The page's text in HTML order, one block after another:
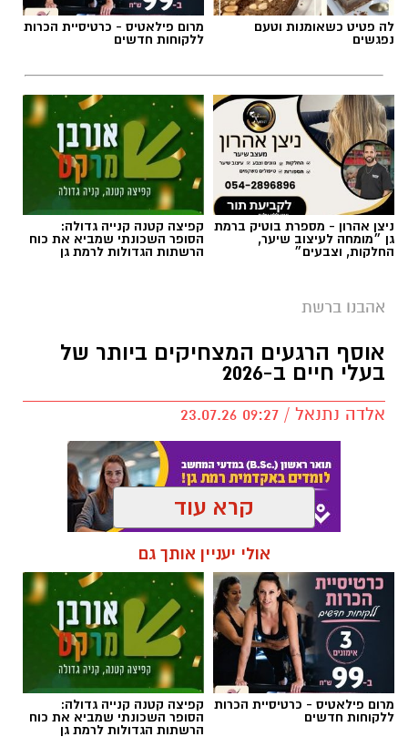
שירים שהפכו את הפוליטיקה הישראלית לפזמון
לא רק בקלפי: 6 שירים שהפכו את הפוליטיקה
הישראלית לפזמון
ממערכת הבחירות ועד יוקר המחיה, מהסטיקרים
על המכוניות ועד החלום לברוח ללונדון – הרבה
לפני הרשתות החברתיות, הזמרים כבר ידעו
להגיד את מה שהציבור חושב.
לה פטיט כשאומנות וטעם
נפגשים
מרום פילאטיס - כרטיסיית הכרות
ללקוחות חדשים
ניצן אהרון - מספרת בוטיק ברמת
גן ״מומחה לעיצוב שיער,
החלקות, וצבעים״
קפיצה קטנה קנייה גדולה:
הסופר השכונתי שמביא את כוח
הרשתות הגדולות לרמת גן
אהבנו ברשת
אוסף הרגעים המצחיקים ביותר של
בעלי חיים ב-2026
אלדה נתנאל / 09:27 23.07.26
קרא עוד
אולי יעניין אותך גם
מרום פילאטיס - כרטיסיית הכרות
ללקוחות חדשים
קפיצה קטנה קנייה גדולה:
הסופר השכונתי שמביא את כוח
הרשתות הגדולות לרמת גן